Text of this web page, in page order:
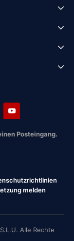
Posteingang.
melden
Alle Rechte